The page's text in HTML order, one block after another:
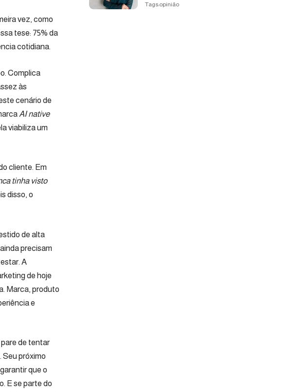
vez, como
tese: 75% da
cotidiana.
Complica
às
cenário de
AI native
viabiliza um
cliente. Em
tinha visto
disso, o
de alta
precisam
A
de hoje
Marca, produto
e
de tentar
Seu próximo
que o
E se parte do
Tags:opinião